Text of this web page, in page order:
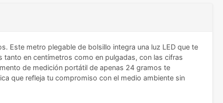
Este metro plegable de bolsillo integra una luz LED que te
en centímetros como en pulgadas, con las cifras
de medición portátil de apenas 24 gramos te
que refleja tu compromiso con el medio ambiente sin